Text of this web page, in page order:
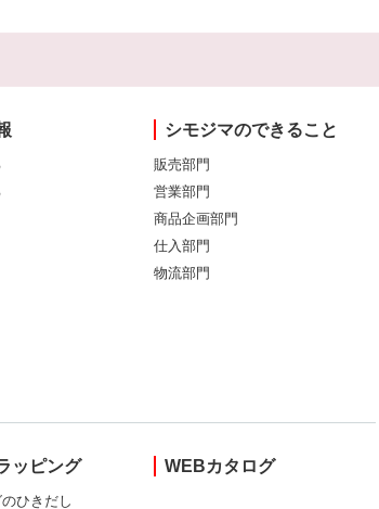
シモジマのできること
販売部門
営業部門
商品企画部門
仕入部門
物流部門
ッピング
ひきだし
WEBカタログ